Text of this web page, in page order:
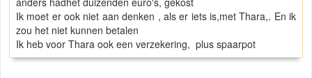
Ik moet er ook niet aan denken , als er iets is,met Thara,. En ik
zou het niet kunnen betalen
Ik heb voor Thara ook een verzekering, plus spaarpot